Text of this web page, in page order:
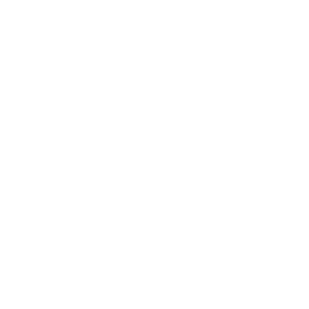
ます。
ており
し、写真
表情を大
います。